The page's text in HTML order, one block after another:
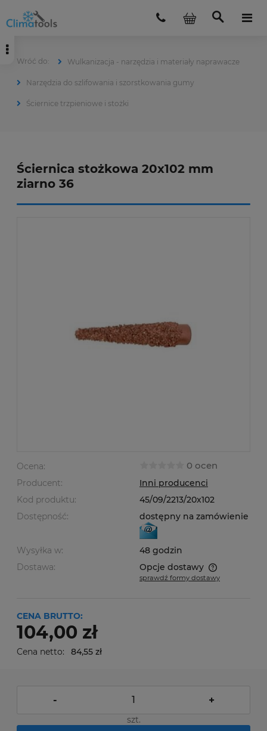
Wulkanizacja - narzędzia i materiały naprawacze
Narzędzia do szlifowania i szorstkowania gumy
Ściernice trzpieniowe i stożki
Ściernica stożkowa 20x102 mm
ziarno 36
Ocena: 0 ocen
Producent:
Inni producenci
Kod produktu:
45/09/2213/20x102
Dostępność:
dostępny na zamówienie
Wysyłka w:
48 godzin
Dostawa:
Opcje dostawy
Cena nie zawiera ewentualnych kosztów płatności
sprawdź formy dostawy
CENA BRUTTO:
104,00 zł
Cena netto: 84,55 zł
- +
szt.